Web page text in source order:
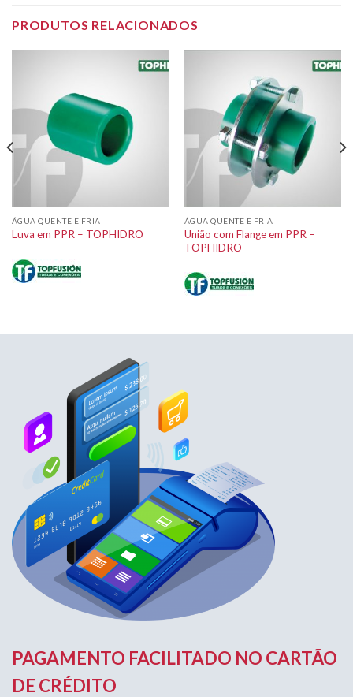
PRODUTOS RELACIONADOS
ÁGUA QUENTE E FRIA
Luva em PPR – TOPHIDRO
ÁGUA QUENTE E FRIA
União com Flange em PPR –
TOPHIDRO
PAGAMENTO FACILITADO NO CARTÃO
DE CRÉDITO